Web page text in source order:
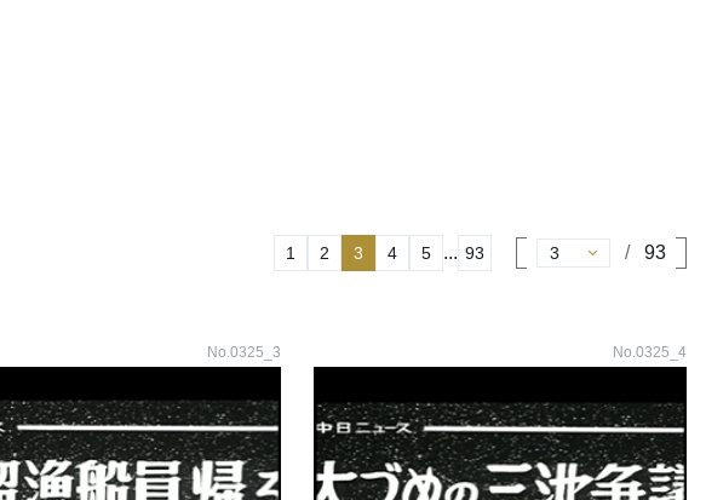
1 2 3 4 5 ... 93 93
No.0325_3 No.0325_4